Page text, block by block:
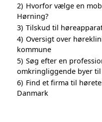
2) Hvorfor vælge en
Hørning?
3) Tilskud til
4) Oversigt over
kommune
5) Søg efter en
omkringliggende byer
6) Find et firma til
Danmark